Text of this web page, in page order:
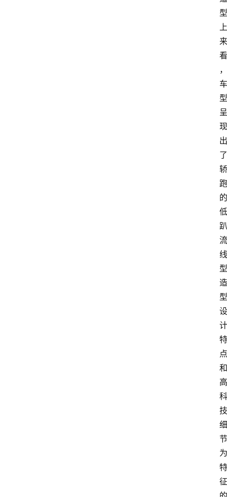
型
上
来
看
，
车
型
呈
现
出
了
轿
跑
的
低
趴
流
线
型
造
型
设
计
特
点
和
高
科
技
细
节
为
特
征